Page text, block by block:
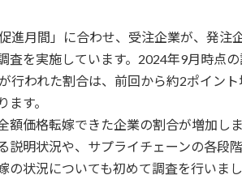
進月間」に合わせ、受注企業が、発注
を実施しています。2024年9月時点の
われた割合は、前回から約2ポイント
す。
価格転嫁できた企業の割合が増加しま
説明状況や、サプライチェーンの各段
の状況についても初めて調査を行いま